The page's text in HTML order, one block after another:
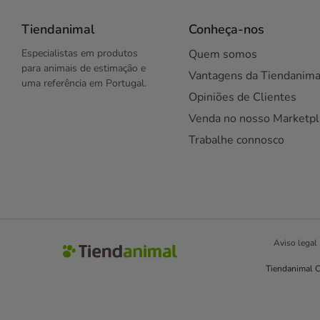
Tiendanimal
Especialistas em produtos
para animais de estimação e
uma referência em Portugal.
Conheça-nos
Quem somos
Vantagens da
Opiniões de Clientes
Venda no nosso
Trabalhe connosco
Aviso legal
Tiendanimal